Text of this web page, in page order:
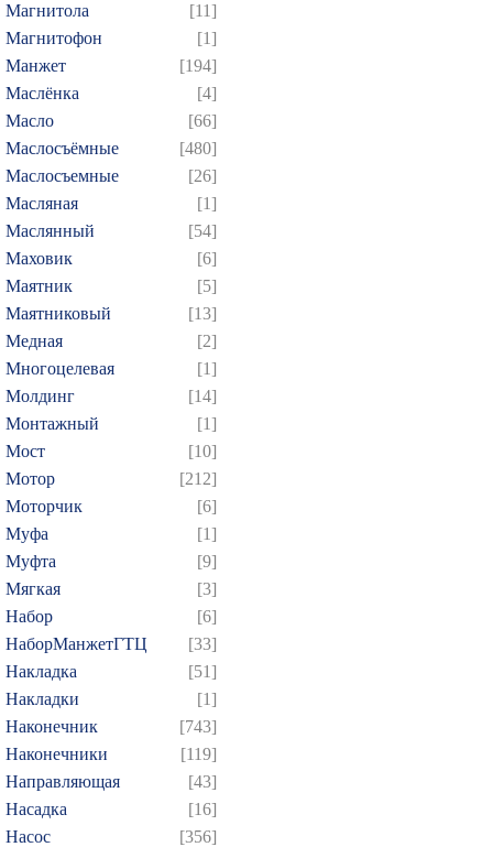
Магнитола
[11]
Магнитофон
[1]
Манжет
[194]
Маслёнка
[4]
Масло
[66]
Маслосъёмные
[480]
Маслосъемные
[26]
Масляная
[1]
Маслянный
[54]
Маховик
[6]
Маятник
[5]
Маятниковый
[13]
Медная
[2]
Многоцелевая
[1]
Молдинг
[14]
Монтажный
[1]
Мост
[10]
Мотор
[212]
Моторчик
[6]
Муфа
[1]
Муфта
[9]
Мягкая
[3]
Набор
[6]
НаборМанжетГТЦ
[33]
Накладка
[51]
Накладки
[1]
Наконечник
[743]
Наконечники
[119]
Направляющая
[43]
Насадка
[16]
Насос
[356]